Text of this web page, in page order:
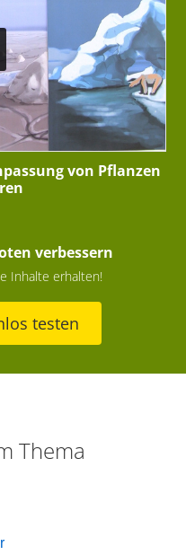
von Pflanzen
verbessern
Inhalte erhalten!
testen
Thema